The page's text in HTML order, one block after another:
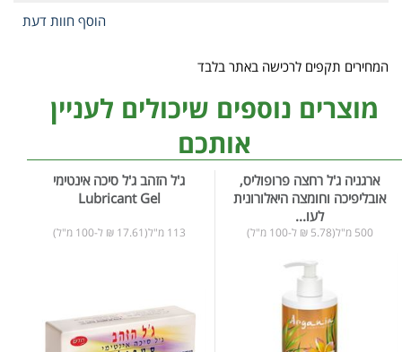
הוסף חוות דעת
המחירים תקפים לרכישה באתר בלבד
מוצרים נוספים שיכולים לעניין
אותכם
ארגניה ג'ל רחצה פרופוליס,
אובליפיכה וחומצה היאלורונית
לעו...
500 מ"ל(5.78 ₪ ל-100 מ"ל)
ג'ל הזהב ג'ל סיכה אינטימי
Lubricant Gel
113 מ"ל(17.61 ₪ ל-100 מ"ל)